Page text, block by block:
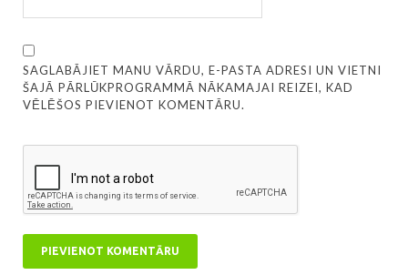
SAGLABĀJIET MANU VĀRDU, E-PASTA ADRESI UN VIETNI
ŠAJĀ PĀRLŪKPROGRAMMĀ NĀKAMAJAI REIZEI, KAD
VĒLĒŠOS PIEVIENOT KOMENTĀRU.